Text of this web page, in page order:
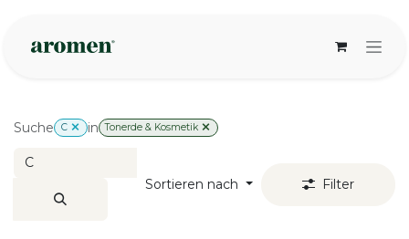
Suche C in Tonerde & Kosmetik
Sortieren nach Filter